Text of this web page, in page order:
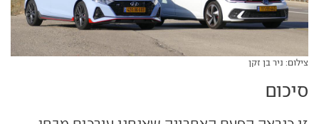
צילום: ניר בן זקן
סיכום